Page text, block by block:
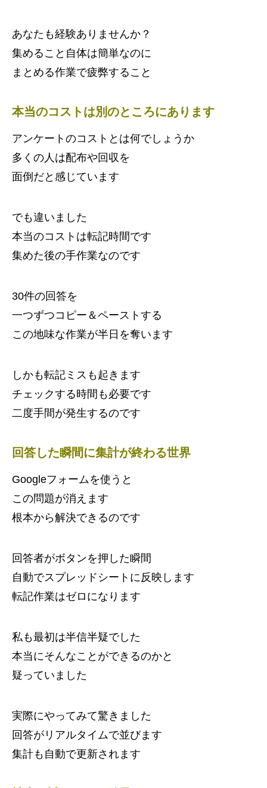
あなたも経験ありませんか？
集めること自体は簡単なのに
まとめる作業で疲弊すること
本当のコストは別のところにあります
アンケートのコストとは何でしょうか
多くの人は配布や回収を
面倒だと感じています
でも違いました
本当のコストは転記時間です
集めた後の手作業なのです
30件の回答を
一つずつコピー＆ペーストする
この地味な作業が半日を奪います
しかも転記ミスも起きます
チェックする時間も必要です
二度手間が発生するのです
回答した瞬間に集計が終わる世界
Googleフォームを使うと
この問題が消えます
根本から解決できるのです
回答者がボタンを押した瞬間
自動でスプレッドシートに反映します
転記作業はゼロになります
私も最初は半信半疑でした
本当にそんなことができるのかと
疑っていました
実際にやってみて驚きました
回答がリアルタイムで並びます
集計も自動で更新されます